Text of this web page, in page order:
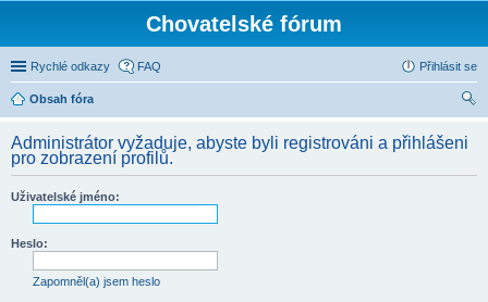
Chovatelské fórum
Rychlé odkazy FAQ Přihlásit se
Obsah fóra
Administrátor vyžaduje, abyste byli registrováni a přihlášeni
pro zobrazení profilů.
Uživatelské jméno:
Heslo:
Zapomněl(a) jsem heslo